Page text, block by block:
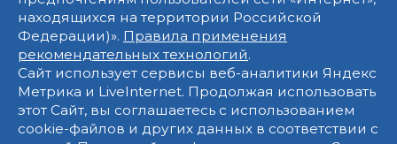
находящихся на территории Российской
Федерации)». Правила применения
рекомендательных технологий.
Сайт использует сервисы веб-аналитики Яндекс
Метрика и LiveInternet. Продолжая использовать
этот Сайт, вы соглашаетесь с использованием
cookie-файлов и других данных в соответствии с